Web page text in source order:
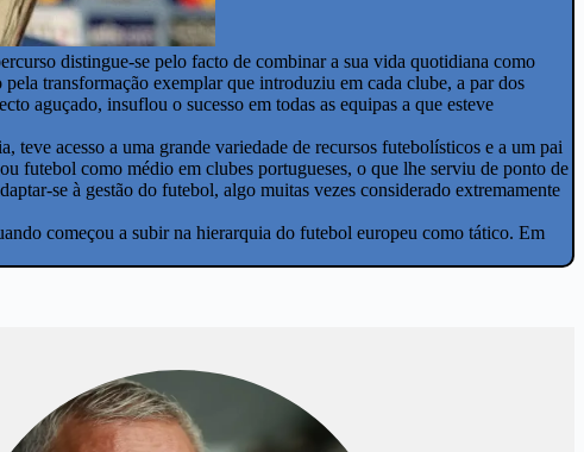
distingue-se pelo facto de combinar a sua vida quotidiana como
transformação exemplar que introduziu em cada clube, a par dos
aguçado, insuflou o sucesso em todas as equipas a que esteve
acesso a uma grande variedade de recursos futebolísticos e a um pai
futebol como médio em clubes portugueses, o que lhe serviu de ponto de
se à gestão do futebol, algo muitas vezes considerado extremamente
começou a subir na hierarquia do futebol europeu como tático. Em